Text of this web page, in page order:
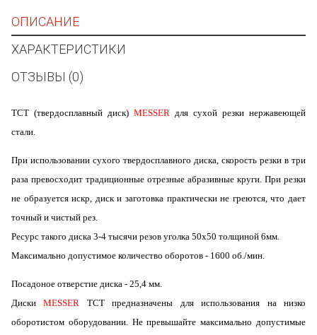
ОПИСАНИЕ
ХАРАКТЕРИСТИКИ
ОТЗЫВЫ (0)
ТСТ (твердосплавный диск) MESSER для сухой резки нержавеющей
стали.
При использовании сухого твердосплавного диска, скорость резки в три
раза превосходит традиционные отрезные абразивные круги. При резки
не образуется искр, диск и заготовка практически не греются, что дает
точный и чистый рез.
Ресурс такого диска 3-4 тысячи резов уголка 50х50 толщиной 6мм.
Максимально допустимое количество оборотов - 1600 об./мин.
Посадоное отверстие диска - 25,4 мм.
ДискиMESSER ТСТпредназначены для использования на низко
оборотистом оборудовании. Не превышайте максимально допустимые